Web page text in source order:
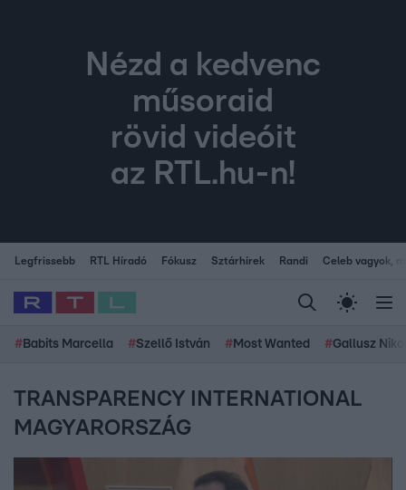
Nézd a kedvenc
műsoraid
rövid videóit
az RTL.hu-n!
Legfrissebb RTL Híradó Fókusz Sztárhírek Randi Celeb vagyok,
# Babits Marcella #Szellő István # Most Wanted #Gallusz
TRANSPARENCY INTERNATIONAL
MAGYARORSZÁG